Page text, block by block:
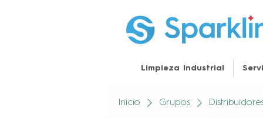
Limpieza Industrial
Inicio Grupos